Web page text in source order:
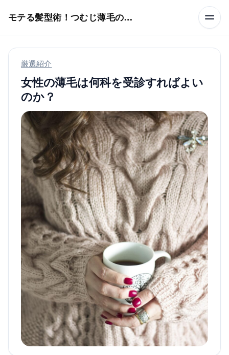
モテる髪型術！つむじ薄毛の隠し方
厳選紹介
女性の薄毛は何科を受診すればよい
のか？